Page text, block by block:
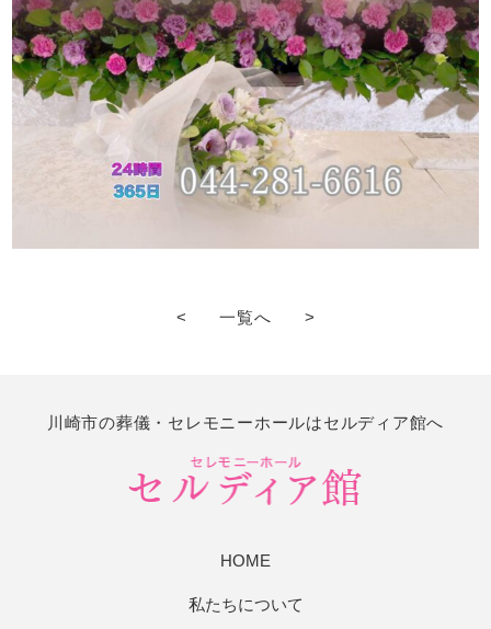
< 一覧へ >
川崎市の葬儀・セレモニーホールはセルディア館へ
HOME
私たちについて